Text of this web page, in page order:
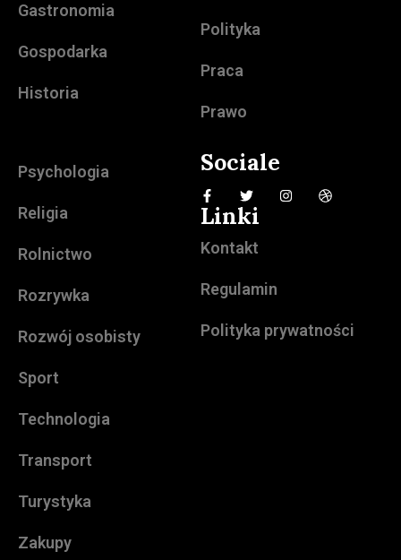
Gastronomia
Gospodarka
Historia
Polityka
Praca
Prawo
Psychologia
Religia
Rolnictwo
Rozrywka
Rozwój osobisty
Sport
Technologia
Transport
Turystyka
Zakupy
Sociale
Linki
Kontakt
Regulamin
Polityka prywatności